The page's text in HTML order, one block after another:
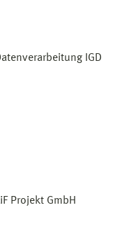
IGD
Projekt GmbH